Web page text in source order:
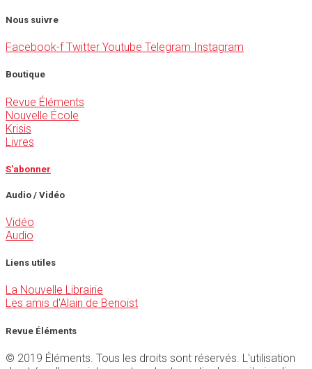
Nous suivre
Facebook-f Twitter Youtube Telegram Instagram
Boutique
Revue Éléments
Nouvelle École
Krisis
Livres
S'abonner
Audio / Vidéo
Vidéo
Audio
Liens utiles
La Nouvelle Librairie
Les amis d'Alain de Benoist
Revue Éléments
© 2019 Éléments. Tous les droits sont réservés. L'utilisation